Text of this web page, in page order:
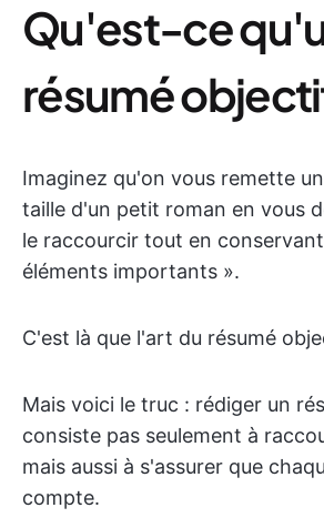
Qu'est-ce
résumé
Imaginez qu'on vous remette
taille d'un petit roman en vous
le raccourcir tout en
éléments importants ».
C'est là que l'art du résumé
Mais voici le truc : rédiger un
consiste pas seulement à
mais aussi à s'assurer que
compte.